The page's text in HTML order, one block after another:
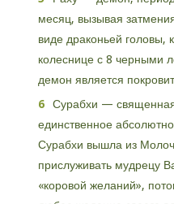
месяц, вызывая
виде драконьей головы,
колеснице с 8 черными
демон является
Сурабхи —
единственное
Сурабхи вышла из
прислуживать мудрецу
«коровой желаний»,